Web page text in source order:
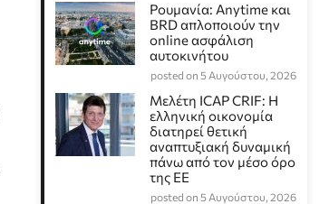
Ρουμανία: Anytime και
BRD απλοποιούν την
online ασφάλιση
αυτοκινήτου
posted on 5 Αυγούστου, 2026
Μελέτη ICAP CRIF: Η
ελληνική οικονομία
διατηρεί θετική
αναπτυξιακή δυναμική
πάνω από τον μέσο όρο
της ΕΕ
posted on 5 Αυγούστου, 2026